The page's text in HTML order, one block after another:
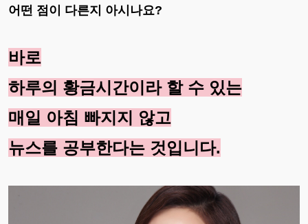
어떤 점이 다른지 아시나요?
바로
하루의 황금시간이라 할 수 있는
매일 아침 빠지지 않고
뉴스를 공부한다는 것입니다.